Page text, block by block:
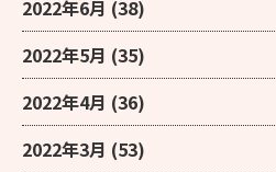
2022年6月 (38)
2022年5月 (35)
2022年4月 (36)
2022年3月 (53)